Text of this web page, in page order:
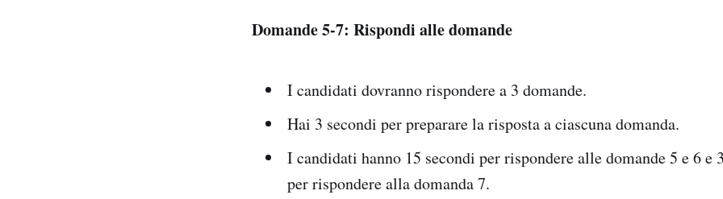
Domande 5-7: Rispondi alle domande
I candidati dovranno rispondere a 3 domande.
Hai 3 secondi per preparare la risposta a ciascuna domanda.
I candidati hanno 15 secondi per rispondere alle domande 5 e 6 e
per rispondere alla domanda 7.